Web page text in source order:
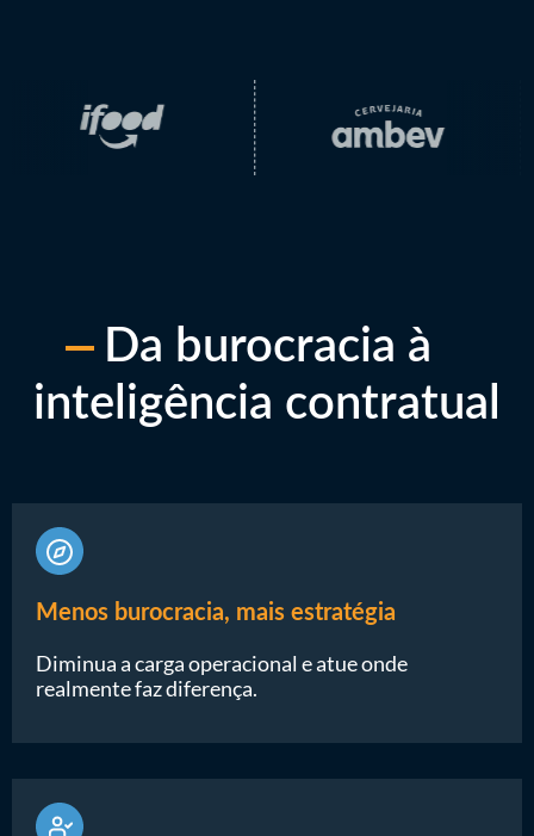
Da burocracia à
inteligência contratual
Menos burocracia, mais estratégia
Diminua a carga operacional e atue onde
realmente faz diferença.